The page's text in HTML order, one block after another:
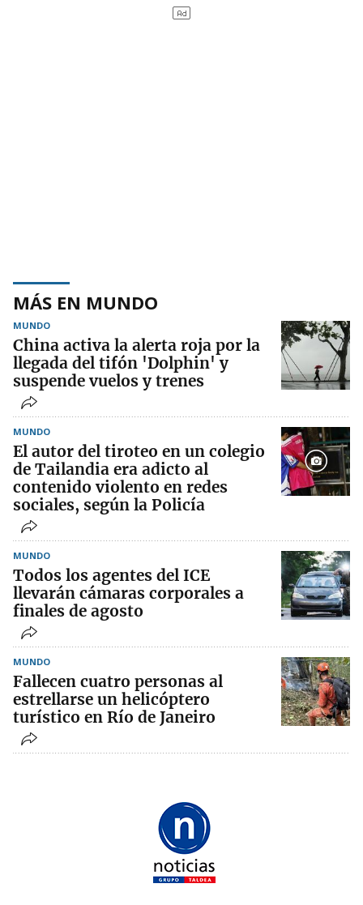
MÁS EN MUNDO
MUNDO
China activa la alerta roja por la
llegada del tifón 'Dolphin' y
suspende vuelos y trenes
MUNDO
El autor del tiroteo en un colegio
de Tailandia era adicto al
contenido violento en redes
sociales, según la Policía
MUNDO
Todos los agentes del ICE
llevarán cámaras corporales a
finales de agosto
MUNDO
Fallecen cuatro personas al
estrellarse un helicóptero
turístico en Río de Janeiro